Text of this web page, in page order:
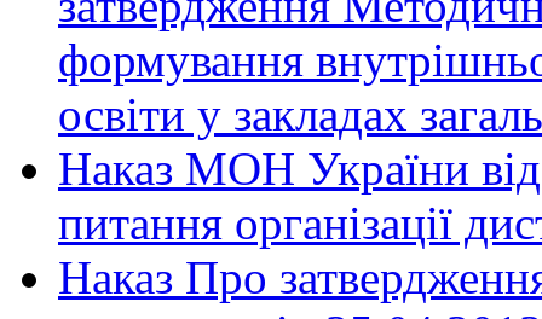
формування
освіти у закладах
Наказ МОН України
питання організації
Наказ Про